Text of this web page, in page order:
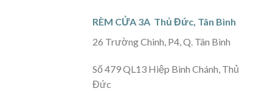
RÈM CỬA 3A Thủ Đức, Tân Bình
26 Trường Chinh, P4, Q. Tân Bình
Số 479 QL13 Hiệp Bình Chánh, Thủ
Đức